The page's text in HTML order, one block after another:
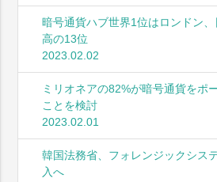
暗号通貨ハブ世界1位はロンドン
高の13位
2023.02.02
ミリオネアの82%が暗号通貨をポ
ことを検討
2023.02.01
韓国法務省、フォレンジックシス
入へ